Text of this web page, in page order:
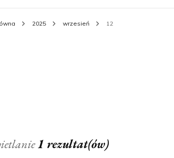
2025 wrzesień 12
1 rezultat(ów)